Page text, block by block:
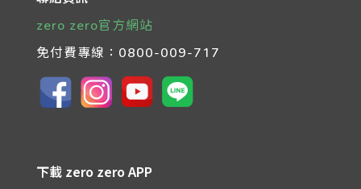
zero zero官方網站
免付費專線： 0800-009-717
下載 zero zero APP